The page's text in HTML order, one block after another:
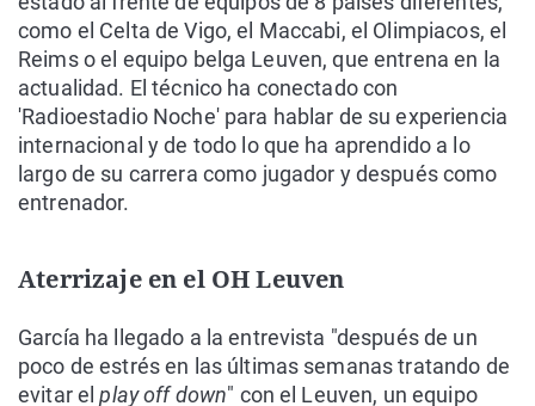
como el Celta de Vigo, el Maccabi, el Olimpiacos, el
Reims o el equipo belga Leuven, que entrena en la
actualidad. El técnico ha conectado con
'Radioestadio Noche' para hablar de su experiencia
internacional y de todo lo que ha aprendido a lo
largo de su carrera como jugador y después como
entrenador.
Aterrizaje en el OH Leuven
García ha llegado a la entrevista "después de un
poco de estrés en las últimas semanas tratando de
evitar elplay off down" con el Leuven, un equipo